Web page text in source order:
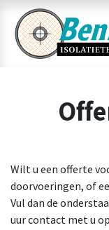
Overslaan naar inhoud
Wilt u een offerte
doorvoeringen, of
Vul dan de
uur contact met u